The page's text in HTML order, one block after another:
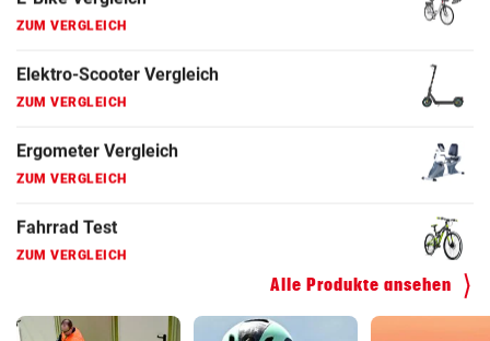
Fahrradanhänger Vergleich
Faszienrolle Vergleich
Hoverboard Vergleich
Kinderfahrrad Vergleich
Alle Produkte ansehen